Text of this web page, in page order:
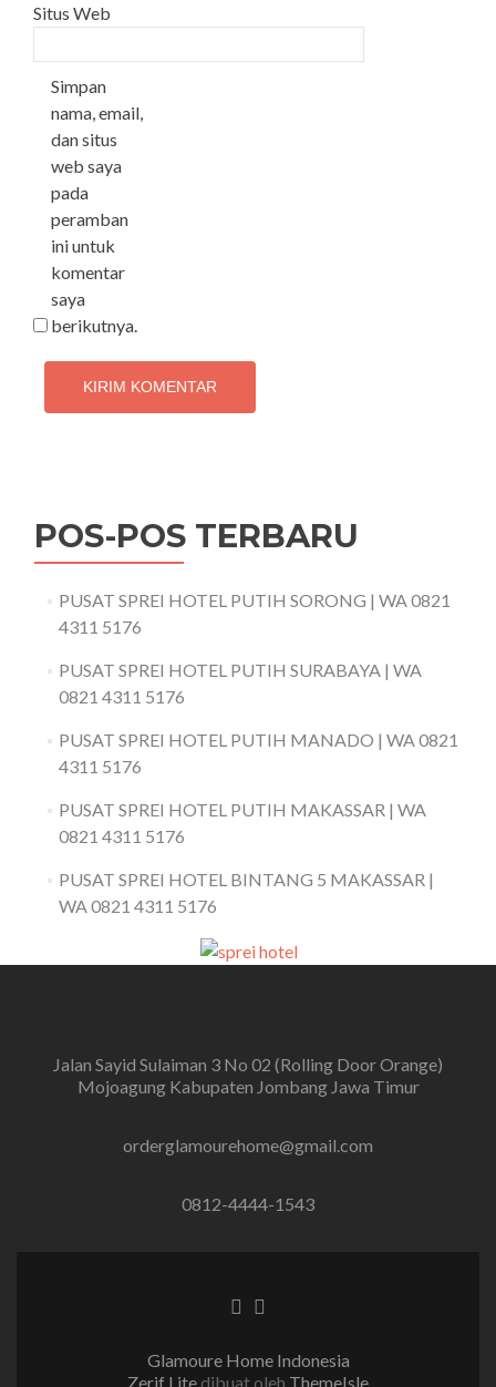
Situs Web
Simpan
nama, email,
dan situs
web saya
pada
peramban
ini untuk
komentar
saya
berikutnya.
POS-POS TERBARU
PUSAT SPREI HOTEL PUTIH SORONG | WA 0821
4311 5176
PUSAT SPREI HOTEL PUTIH SURABAYA | WA
0821 4311 5176
PUSAT SPREI HOTEL PUTIH MANADO | WA 0821
4311 5176
PUSAT SPREI HOTEL PUTIH MAKASSAR | WA
0821 4311 5176
PUSAT SPREI HOTEL BINTANG 5 MAKASSAR |
WA 0821 4311 5176
Jalan Sayid Sulaiman 3 No 02 (Rolling Door Orange)
Mojoagung Kabupaten Jombang Jawa Timur
orderglamourehome@gmail.com
0812-4444-1543
Tautan Facebook
Tautan Instagram
Glamoure Home Indonesia
Zerif Lite dibuat oleh ThemeIsle